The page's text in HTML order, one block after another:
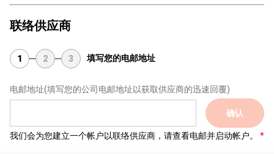
联络供应商
1 2 3 填写您的电邮地址
电邮地址(填写您的公司电邮地址以获取供应商的迅速回覆)
确认
我们会为您建立一个帐户以联络供应商，请查看电邮并启动帐户。